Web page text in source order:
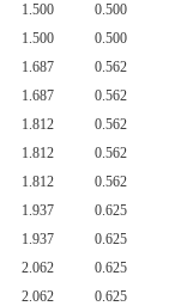
1.500
0.500
1.500
0.500
1.687
0.562
1.687
0.562
1.812
0.562
1.812
0.562
1.812
0.562
1.937
0.625
1.937
0.625
2.062
0.625
2.062 0.625